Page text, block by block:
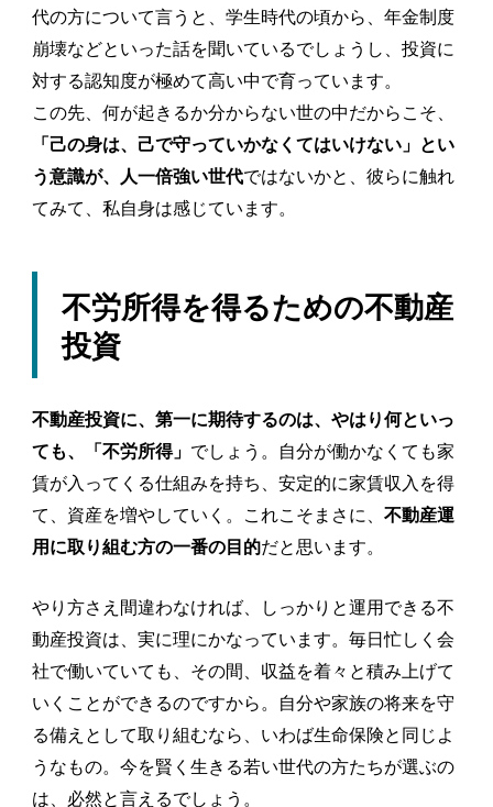
代の方について言うと、学生時代の頃から、年金制度
崩壊などといった話を聞いているでしょうし、投資に
対する認知度が極めて高い中で育っています。
この先、何が起きるか分からない世の中だからこそ、
「己の身は、己で守っていかなくてはいけない」とい
う意識が、人一倍強い世代ではないかと、彼らに触れ
てみて、私自身は感じています。
不労所得を得るための不動産
投資
不動産投資に、第一に期待するのは、やはり何といっ
ても、「不労所得」 でしょう。自分が働かなくても家
賃が入ってくる仕組みを持ち、安定的に家賃収入を得
て、資産を増やしていく。これこそまさに、 不動産運
用に取り組む方の一番の目的だと思います。
やり方さえ間違わなければ、しっかりと運用できる不
動産投資は、実に理にかなっています。毎日忙しく会
社で働いていても、その間、収益を着々と積み上げて
いくことができるのですから。自分や家族の将来を守
る備えとして取り組むなら、いわば生命保険と同じよ
うなもの。今を賢く生きる若い世代の方たちが選ぶの
は、必然と言えるでしょう。